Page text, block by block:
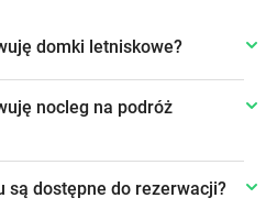
domki letniskowe?
nocleg na podróż
są dostępne do rezerwacji?